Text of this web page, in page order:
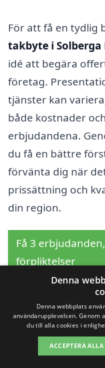
För att få en tydlig
takbyte i Solberga
idé att begära
företag.
tjänster kan
både kostnader
erbjudandena.
du få en bättre
förvänta dig när
prissättning och
din region.
Få 3
förpliktelser
Sök efter
Denna
Denna webbplats
användarupplevelsen. Genom
du till alla cookies i
ACCEPTERA ALLA